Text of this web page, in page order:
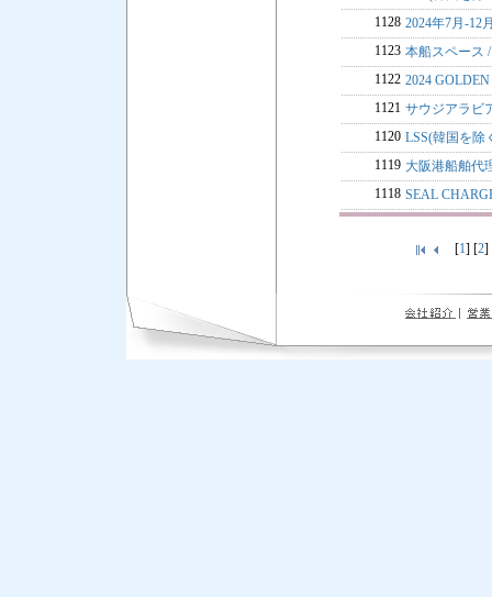
1128 2024年7月-
1123 本船スペース
1122 2024
1121 サウジアラビ
1120 LSS(韓国を除
1119 大阪港船舶代
1118 SEAL
[1] [2]